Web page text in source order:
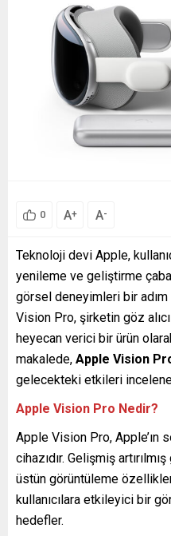
0 A+ A-
Teknoloji devi Apple,
yenileme ve geliştirme
görsel deneyimleri bir adım
Vision Pro, şirketin göz
heyecan verici bir ürün
makalede, Apple Vision
gelecekteki etkileri
Apple Vision Pro Nedir?
Apple Vision Pro, Apple’ın
cihazıdır. Gelişmiş
üstün görüntüleme
kullanıcılara etkileyici bir
hedefler.